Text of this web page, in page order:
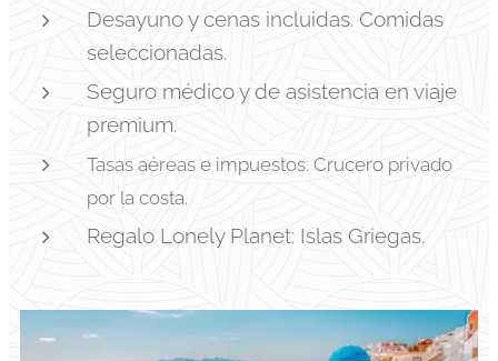
Desayuno y cenas incluidas. Comidas
seleccionadas.
Seguro médico y de asistencia en viaje
premium.
Tasas aéreas e impuestos. Crucero privado
por la costa.
Regalo Lonely Planet: Islas Griegas.